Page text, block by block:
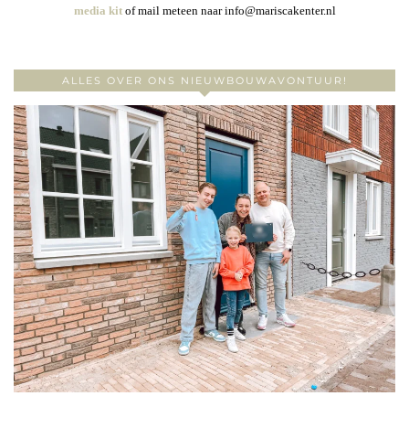
media kitof mail meteen naar info@mariscakenter.nl
ALLES OVER ONS NIEUWBOUWAVONTUUR!